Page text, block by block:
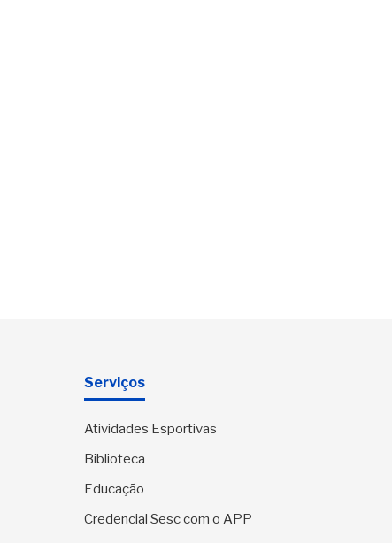
Serviços
Atividades Esportivas
Biblioteca
Educação
Credencial Sesc com o APP